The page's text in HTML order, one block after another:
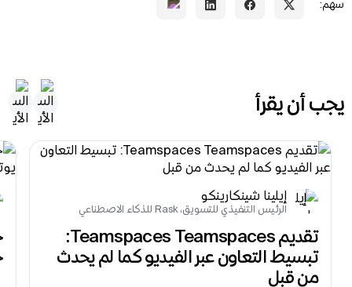
سهم:
يجب أن يقرأ
إيلينا شينكارينكو
الرئيس التنفيذي للتسويق، Rask للذكاء الاصطناعي
تقديم Teamspaces Teamspaces:
تبسيط التعاون عبر الفيديو كما لم يحدث
من قبل